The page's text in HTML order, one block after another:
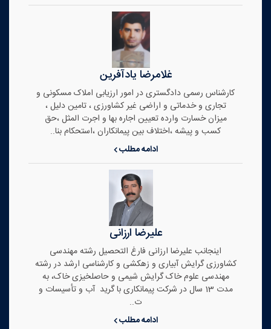
غلامرضا یادآفرین
کارشناس رسمی دادگستری در امور ارزیابی املاک مسکونی و
تجاری و خدماتی و اراضی غیر کشاورزی ، تامین دلیل ،
میزان خسارت وارده تعیین اجاره بها و اجرت المثل ،حق
کسب و پیشه ،اختلاف بین پیمانکاران ،استحکام بنا..
ادامه مطلب
علیرضا ارزانی
اینجانب علیرضا ارزانی فارغ التحصیل رشته مهندسی
کشاورزی گرایش آبیاری و زهکشی و کارشناسی ارشد در رشته
مهندسی علوم خاک گرایش شیمی و حاصلخیزی خاک، به
مدت 13 سال در شرکت پیمانکاری با گرید آب و تأسیسات و
ت..
ادامه مطلب